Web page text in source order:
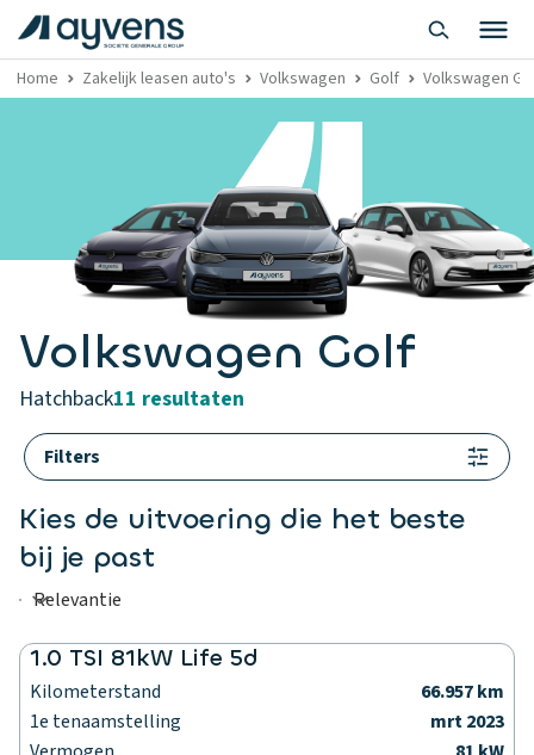
Home Zakelijk leasen auto's Volkswagen Golf Volkswagen
Volkswagen Golf
hatchback11 resultaten
Filters
Kies de uitvoering die het beste
bij je past
1.0 TSI 81kW Life 5d
Kilometerstand
66.957 km
1e tenaamstelling
mrt 2023